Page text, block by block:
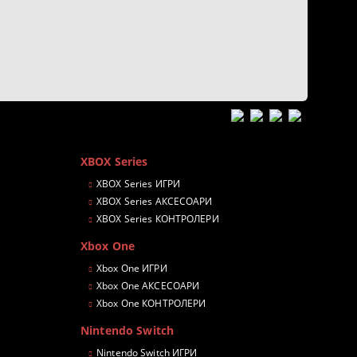
XBOX Series
XBOX Series ИГРИ
XBOX Series АКСЕСОАРИ
XBOX Series КОНТРОЛЕРИ
Xbox One
Xbox One ИГРИ
Xbox One АКСЕСОАРИ
Xbox One КОНТРОЛЕРИ
Nintendo Switch
Nintendo Switch ИГРИ